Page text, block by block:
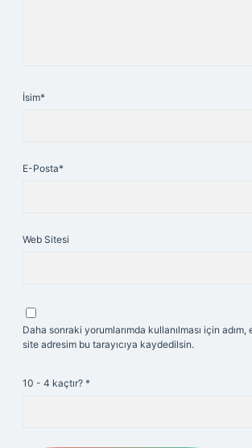
İsim*
E-Posta*
Web Sitesi
Daha sonraki yorumlarımda kullanılması için
site adresim bu tarayıcıya kaydedilsin.
10 - 4 kaçtır? *